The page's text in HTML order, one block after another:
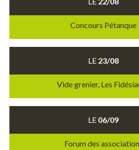
Concours Pétanque
LE 23/08
Vide grenier, Les
LE 06/09
Forum des